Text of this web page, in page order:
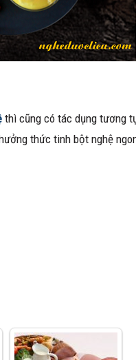
thì cũng có tác dụng tương
thức tinh bột nghệ